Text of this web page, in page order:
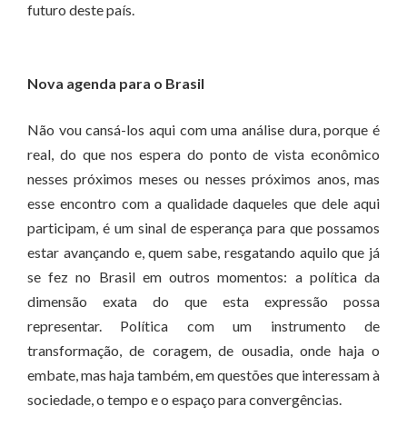
futuro deste país.
Nova agenda para o Brasil
Não vou cansá-los aqui com uma análise dura, porque é
real, do que nos espera do ponto de vista econômico
nesses próximos meses ou nesses próximos anos, mas
esse encontro com a qualidade daqueles que dele aqui
participam, é um sinal de esperança para que possamos
estar avançando e, quem sabe, resgatando aquilo que já
se fez no Brasil em outros momentos: a política da
dimensão exata do que esta expressão possa
representar. Política com um instrumento de
transformação, de coragem, de ousadia, onde haja o
embate, mas haja também, em questões que interessam à
sociedade, o tempo e o espaço para convergências.